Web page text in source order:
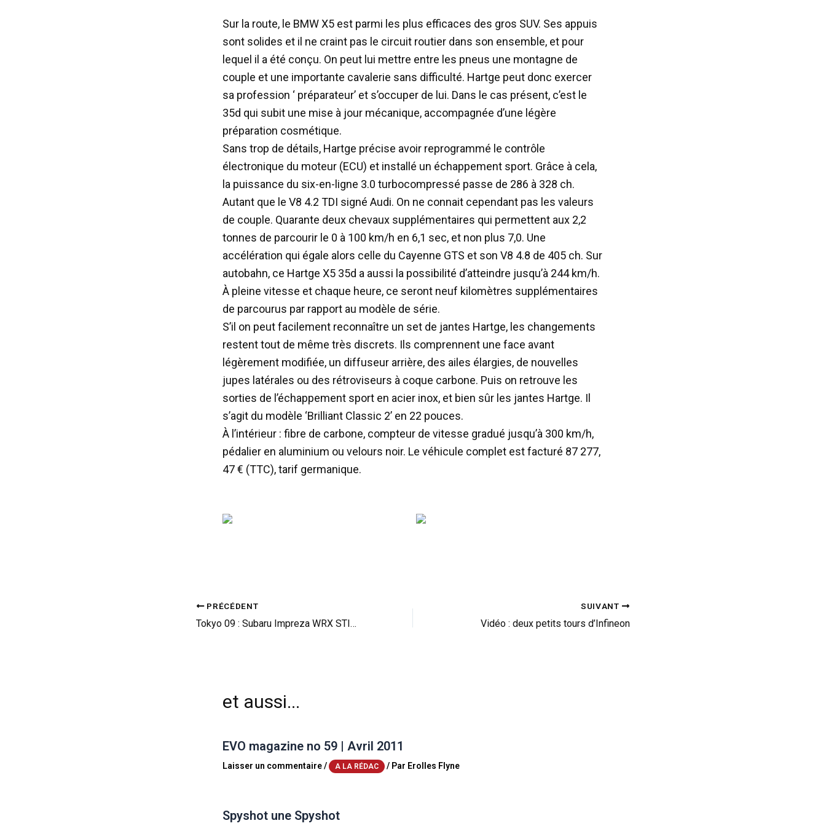
Sur la route, le BMW X5 est parmi les plus efficaces des gros SUV. Ses appuis
sont solides et il ne craint pas le circuit routier dans son ensemble, et pour
lequel il a été conçu. On peut lui mettre entre les pneus une montagne de
couple et une importante cavalerie sans difficulté. Hartge peut donc exercer
sa profession ‘ préparateur’ et s’occuper de lui. Dans le cas présent, c’est le
35d qui subit une mise à jour mécanique, accompagnée d’une légère
préparation cosmétique.
Sans trop de détails, Hartge précise avoir reprogrammé le contrôle
électronique du moteur (ECU) et installé un échappement sport. Grâce à cela,
la puissance du six-en-ligne 3.0 turbocompressé passe de 286 à 328 ch.
Autant que le V8 4.2 TDI signé Audi. On ne connait cependant pas les valeurs
de couple. Quarante deux chevaux supplémentaires qui permettent aux 2,2
tonnes de parcourir le 0 à 100 km/h en 6,1 sec, et non plus 7,0. Une
accélération qui égale alors celle du Cayenne GTS et son V8 4.8 de 405 ch. Sur
autobahn, ce Hartge X5 35d a aussi la possibilité d’atteindre jusqu’à 244 km/h.
À pleine vitesse et chaque heure, ce seront neuf kilomètres supplémentaires
de parcourus par rapport au modèle de série.
S’il on peut facilement reconnaître un set de jantes Hartge, les changements
restent tout de même très discrets. Ils comprennent une face avant
légèrement modifiée, un diffuseur arrière, des ailes élargies, de nouvelles
jupes latérales ou des rétroviseurs à coque carbone. Puis on retrouve les
sorties de l’échappement sport en acier inox, et bien sûr les jantes Hartge. Il
s’agit du modèle ‘Brilliant Classic 2’ en 22 pouces.
À l’intérieur : fibre de carbone, compteur de vitesse gradué jusqu’à 300 km/h,
pédalier en aluminium ou velours noir. Le véhicule complet est facturé 87 277,
47 € (TTC), tarif germanique.
PRÉCÉDENT
Tokyo 09 : Subaru Impreza WRX STI Carbon
SUIVANT
Vidéo : deux petits tours d’Infineon
et aussi...
EVO magazine no 59 | Avril 2011
Laisser un commentaire/ A LA RÉDAC / Par Erolles Flyne
Spyshot une Spyshot